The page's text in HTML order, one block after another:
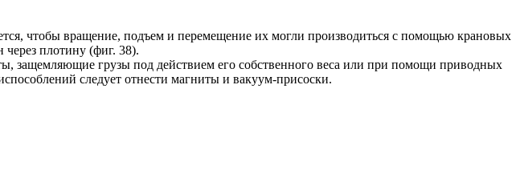
чтобы вращение, подъем и перемещение их могли производиться с помощью крановых
плотину (фиг. 38).
защемляющие грузы под действием его собственного веса или при помощи приводных
следует отнести магниты и вакуум-присоски.